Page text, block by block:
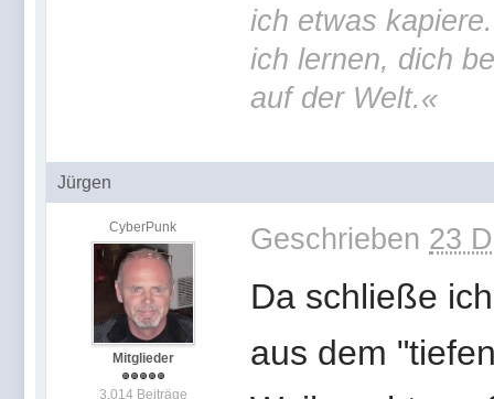
ich etwas
ich lernen, dich
auf der Welt.«
Jürgen
CyberPunk
Mitglieder
3.014 Beiträge
Geschrieben 23
Da schließe
aus dem